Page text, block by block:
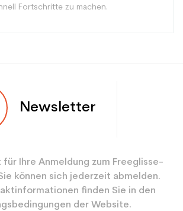
Fortschritte zu machen.
Mädchen
Pink
für
kg)
2.1
Newsletter
Ihre Anmeldung zum Freeglisse-
können sich jederzeit abmelden.
finden Sie in den
der Website.